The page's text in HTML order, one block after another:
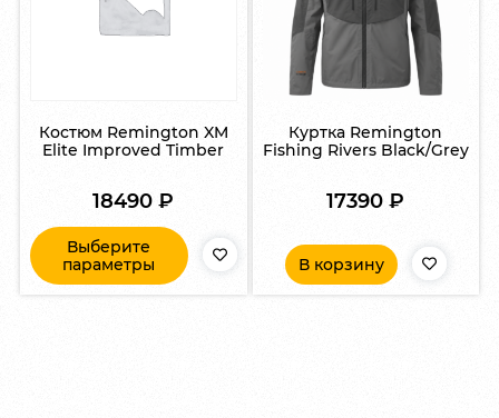
Костюм Remington XM
Elite Improved Timber
18490₽
Выберите
параметры
Куртка Remington
Fishing Rivers Black/Grey
17390₽
В корзину